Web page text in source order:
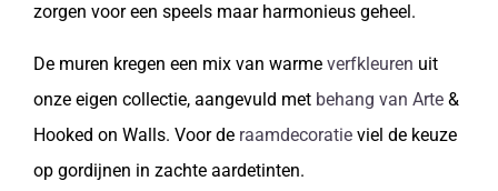
zorgen voor een speels maar harmonieus geheel.
De muren kregen een mix van warme verfkleuren uit
onze eigen collectie, aangevuld met behang van Arte &
Hooked on Walls. Voor de raamdecoratie viel de keuze
op gordijnen in zachte aardetinten.